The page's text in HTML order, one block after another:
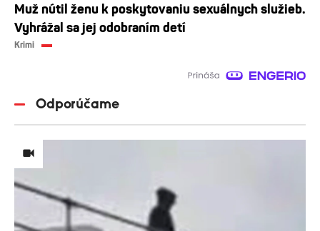
Muž nútil ženu k poskytovaniu sexuálnych služieb.
Vyhrážal sa jej odobraním detí
Krimi
Odporúčame